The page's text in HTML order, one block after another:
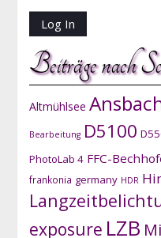
Beiträge nach
Altmühlsee
Bearbeitung D5100
PhotoLab 4 FFC-
frankonia germany HDR
exposure LZB